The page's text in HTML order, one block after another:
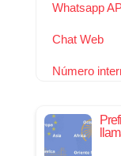
Whatsapp
Chat Web
Número